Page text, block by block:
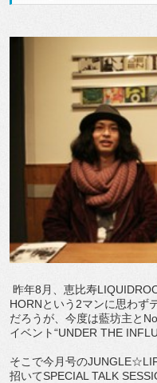
昨年8月、恵比寿
HORNという2マンに思わず
だろうが、今度は藍坊主と
イベント“UNDER THE
そこで今月号の
招いてSPECIAL TALK